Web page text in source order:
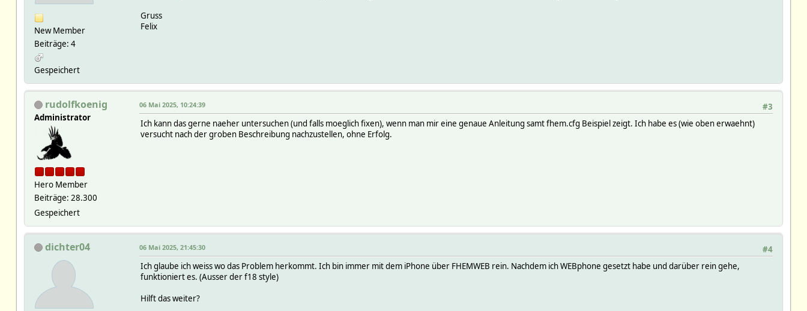
New Member
Beiträge: 4
Gespeichert
Gruss
Felix
rudolfkoenig
Administrator
Hero Member
Beiträge: 28.300
Gespeichert
#3
06 Mai 2025, 10:24:39
Ich kann das gerne naeher untersuchen (und falls moeglich fixen), wenn man mir eine genaue Anleitung samt fhem.cfg Beispiel zeigt. Ich habe es (wie oben erwaehnt)
versucht nach der groben Beschreibung nachzustellen, ohne Erfolg.
dichter04 #4
06 Mai 2025, 21:45:30
Ich glaube ich weiss wo das Problem herkommt. Ich bin immer mit dem iPhone über FHEMWEB rein. Nachdem ich WEBphone gesetzt habe und darüber rein gehe,
funktioniert es. (Ausser der f18 style)
Hilft das weiter?